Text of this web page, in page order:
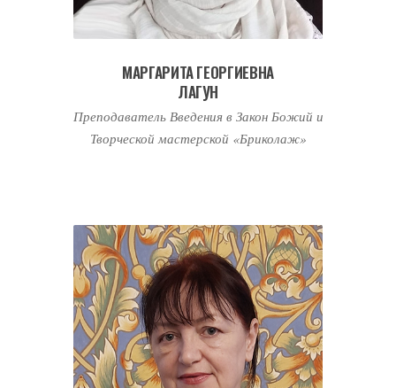
МАРГАРИТА ГЕОРГИЕВНА
ЛАГУН
Преподаватель Введения в Закон Божий и
Творческой мастерской «Бриколаж»